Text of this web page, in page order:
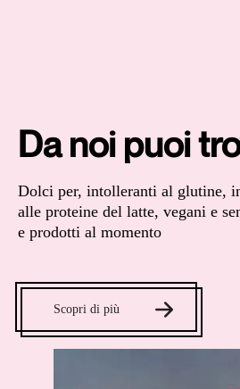
Da noi puoi
Dolci per, intolleranti al glutine,
alle proteine del latte, vegani e
e prodotti al momento
Scopri di più